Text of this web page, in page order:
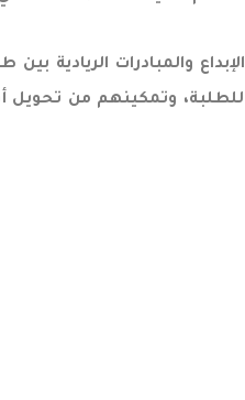
والمبادرات الريادية
للطلبة، وتمكينهم من